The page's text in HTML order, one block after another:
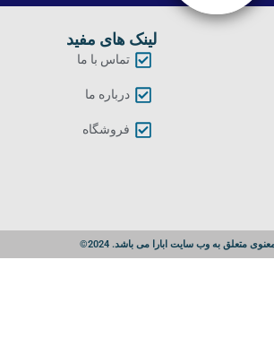
لینک های مفید
تماس با ما
درباره ما
فروشگاه
متعلق به وب سایت ابارا می باشد. 2024©